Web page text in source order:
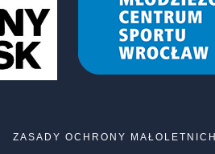
ZASADY OCHRONY MAŁOLETNICH